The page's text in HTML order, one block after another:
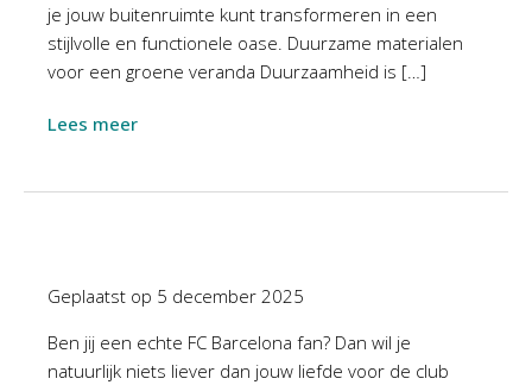
je jouw buitenruimte kunt transformeren in een
stijlvolle en functionele oase. Duurzame materialen
voor een groene veranda Duurzaamheid is […]
Lees meer
Geplaatst op 5 december 2025
Ben jij een echte FC Barcelona fan? Dan wil je
natuurlijk niets liever dan jouw liefde voor de club